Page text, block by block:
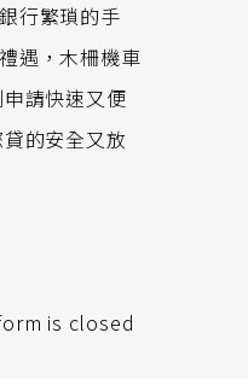
行繁瑣的手
遇，木柵機車
請快速又便
的安全又放
is closed